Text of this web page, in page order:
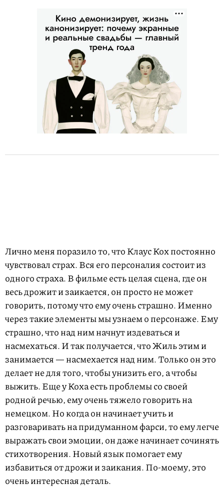
Лично меня поразило то, что Клаус Кох постоянно
чувствовал страх. Вся его персоналия состоит из
одного страха. В фильме есть целая сцена, где он
весь дрожит и заикается, он просто не может
говорить, потому что ему очень страшно. Именно
через такие элементы мы узнаем о персонаже. Ему
страшно, что над ним начнут издеваться и
насмехаться. И так получается, что Жиль этим и
занимается — насмехается над ним. Только он это
делает не для того, чтобы унизить его, а чтобы
выжить. Еще у Коха есть проблемы со своей
родной речью, ему очень тяжело говорить на
немецком. Но когда он начинает учить и
разговаривать на придуманном фарси, то ему легче
выражать свои эмоции, он даже начинает сочинять
стихотворения. Новый язык помогает ему
избавиться от дрожи и заикания. По-моему, это
очень интересная деталь.